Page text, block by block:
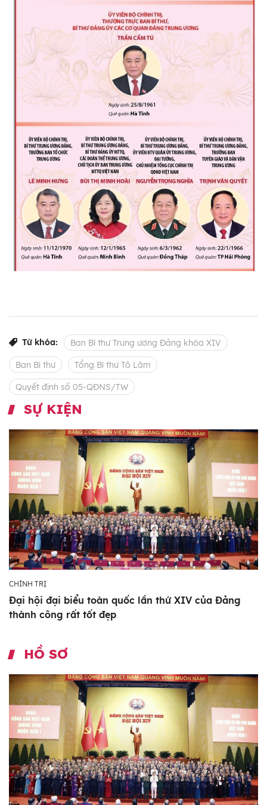
Từ khóa: Ban Bí thư Trung ương Đảng khóa XIV
Ban Bí thư Tổng Bí thư Tô Lâm
Quyết định số 05-QĐNS/TW
SỰ KIỆN
CHÍNH TRỊ
Đại hội đại biểu toàn quốc lần thứ XIV của Đảng
thành công rất tốt đẹp
HỒ SƠ